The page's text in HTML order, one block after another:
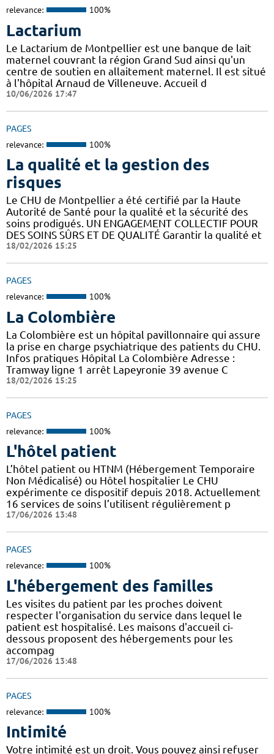
relevance: 100%
Lactarium
Le Lactarium de Montpellier est une banque de lait
maternel couvrant la région Grand Sud ainsi qu'un
centre de soutien en allaitement maternel. Il est situé
à l'hôpital Arnaud de Villeneuve. Accueil d
10/06/2026 17:47
PAGES
relevance: 100%
La qualité et la gestion des
risques
Le CHU de Montpellier a été certifié par la Haute
Autorité de Santé pour la qualité et la sécurité des
soins prodigués. UN ENGAGEMENT COLLECTIF POUR
DES SOINS SÛRS ET DE QUALITÉ Garantir la qualité et
18/02/2026 15:25
PAGES
relevance: 100%
La Colombière
La Colombière est un hôpital pavillonnaire qui assure
la prise en charge psychiatrique des patients du CHU.
Infos pratiques Hôpital La Colombière Adresse :
Tramway ligne 1 arrêt Lapeyronie 39 avenue C
18/02/2026 15:25
PAGES
relevance: 100%
L'hôtel patient
L’hôtel patient ​​ou HTNM (Hébergement Temporaire
Non Médicalisé)​​​​​​ ou Hôtel hospitalier Le CHU
expérimente ce dispositif depuis 2018. Actuellement
16 services de soins l’utilisent régulièrement p
17/06/2026 13:48
PAGES
relevance: 100%
L'hébergement des familles
Les visites du patient par les proches doivent
respecter l'organisation du service dans lequel le
patient est hospitalisé. Les maisons d'accueil ci-
dessous proposent des hébergements pour les
accompag
17/06/2026 13:48
PAGES
relevance: 100%
Intimité
Votre intimité est un droit. Vous pouvez ainsi refuser